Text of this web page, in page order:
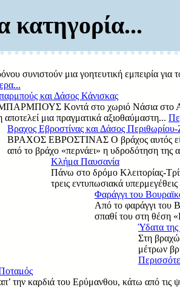
κατηγορία...
συνιστούν μια γοητευτική εμπειρία για
και Δάσος Κάνισκας
Κοντά στο χωριό Νάσια στο
αποτελεί μια πραγματικά αξιοθαύμαστη...
Βραχος Εβροστίνας και Δάσος
ΒΡΑΧΟΣ ΕΒΡΟΣΤΙΝΑΣ Ο βράχος αυτός
από το βράχο «περνάει» η υδροδότηση της
Κλήμα Παυσανία
Πάνω στο δρόμο Κλειτορίας-
τρεις εντυπωσιακά
Φαράγγι του
Από το φαράγγι του
σπαθί του στη θέση
Ύδατα της
Στη
μέτρων
την καρδιά του Ερύμανθου, κάτω από τις